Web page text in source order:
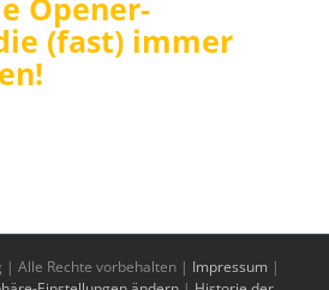
Opener-
(fast) immer
| Alle Rechte vorbehalten | Impressum |